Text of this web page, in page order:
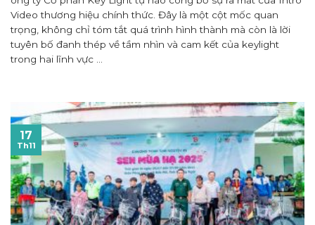
Video thương hiệu chính thức. Đây là một cột mốc quan
trọng, không chỉ tóm tắt quá trình hình thành mà còn là lời
tuyên bố đanh thép về tầm nhìn và cam kết của keylight
trong hai lĩnh vực ...
17
Th11